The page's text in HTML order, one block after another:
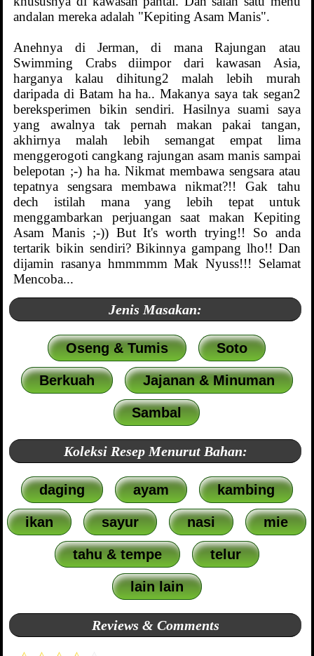
andalan mereka adalah "Kepiting Asam Manis".
Anehnya di Jerman, di mana Rajungan atau
Swimming Crabs diimpor dari kawasan Asia,
harganya kalau dihitung2 malah lebih murah
daripada di Batam ha ha.. Makanya saya tak segan2
bereksperimen bikin sendiri. Hasilnya suami saya
yang awalnya tak pernah makan pakai tangan,
akhirnya malah lebih semangat empat lima
menggerogoti cangkang rajungan asam manis sampai
belepotan ;-) ha ha. Nikmat membawa sengsara atau
tepatnya sengsara membawa nikmat?!! Gak tahu
dech istilah mana yang lebih tepat untuk
menggambarkan perjuangan saat makan Kepiting
Asam Manis ;-)) But It's worth trying!! So anda
tertarik bikin sendiri? Bikinnya gampang lho!! Dan
dijamin rasanya hmmmmm Mak Nyuss!!! Selamat
Mencoba...
Jenis Masakan:
Oseng & Tumis Soto
Berkuah Jajanan & Minuman
Sambal
Koleksi Resep Menurut Bahan:
daging ayam kambing
ikan sayur nasi mie
tahu & tempe telur
lain lain
Reviews & Comments